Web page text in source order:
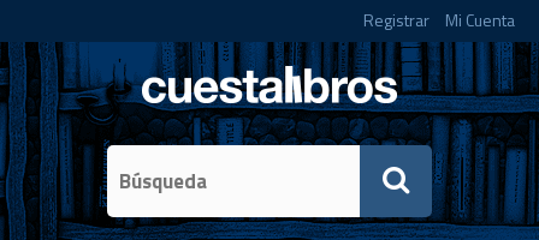
Registrar Mi Cuenta